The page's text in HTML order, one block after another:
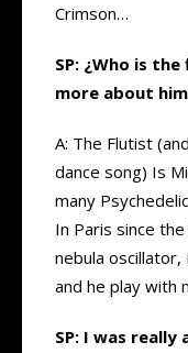
Crimson…
SP: ¿Who is
more about
A: The Flutist
dance song) Is
many
In Paris since
nebula oscillator,
and he play with
SP: I was